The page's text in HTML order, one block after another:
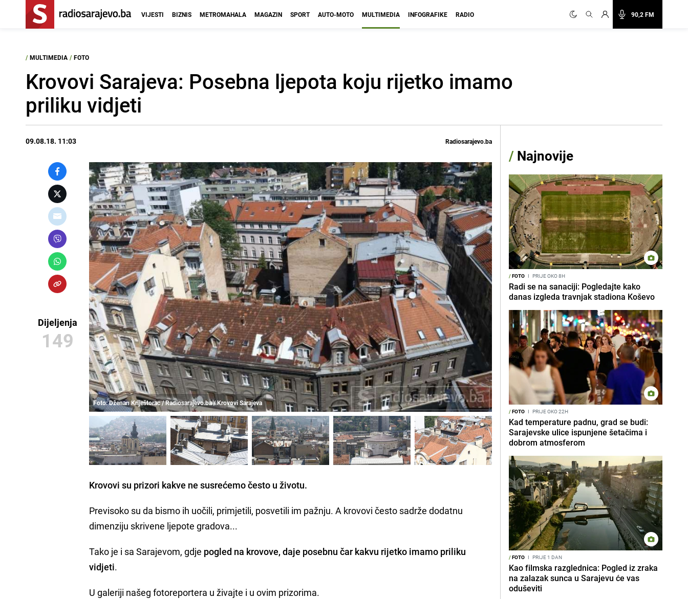
90,2 FM
VIJESTI BIZNIS METROMAHALA MAGAZIN SPORT AUTO-MOTO MULTIMEDIA INFOGRAFIKE RADIO
/ MULTIMEDIA / FOTO
Krovovi Sarajeva: Posebna ljepota koju rijetko imamo
priliku vidjeti
09.08.18. 11:03 Radiosarajevo.ba
Dijeljenja
149
Foto: Dženan Kriještorac / Radiosarajevo.ba / Krovovi Sarajeva
Krovovi su prizori kakve ne susrećemo često u životu.
Previsoko su da bismo ih uočili, primjetili, posvetili im pažnju. A krovovi često sadrže dodatnu
dimenziju skrivene ljepote gradova...
Tako je i sa Sarajevom, gdje pogled na krovove, daje posebnu čar kakvu rijetko imamo priliku
vidjeti.
U galeriji našeg fotoreportera u živajte i u ovim prizorima.
/ Najnovije
/FOTO I PRIJE OKO 8H
Radi se na sanaciji: Pogledajte kako
danas izgleda travnjak stadiona Koševo
/FOTO I PRIJE OKO 22H
Kad temperature padnu, grad se budi:
Sarajevske ulice ispunjene šetačima i
dobrom atmosferom
/FOTO I PRIJE 1 DAN
Kao filmska razglednica: Pogled iz zraka
na zalazak sunca u Sarajevu će vas
oduševiti